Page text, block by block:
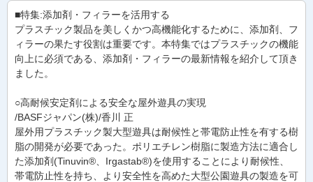
■特集:添加剤・フィラーを活用する
プラスチック製品を美しくかつ高機能化するために、添加剤、フ
ィラーの果たす役割は重要です。本特集ではプラスチックの機能
向上に必須である、添加剤・フィラーの最新情報を紹介して頂き
ました。
○高耐候安定剤による安全な屋外遊具の実現
/BASFジャパン(株)/香川 正
屋外用プラスチック製大型遊具は耐候性と帯電防止性を有する樹
脂の開発が必要であった。ポリエチレン樹脂に製造方法に適合し
た添加剤(Tinuvin®、Irgastab®)を使用することにより耐候性、
帯電防止性を持ち、より安全性を高めた大型公園遊具の製造を可